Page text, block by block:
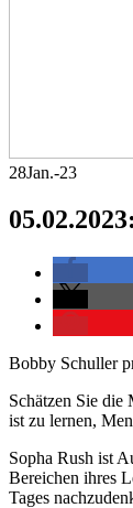
28Jan.-23
Bobby Schuller
Schätzen Sie die
ist zu lernen,
Sopha Rush ist
Bereichen ihres
Tages